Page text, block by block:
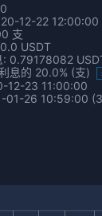
12-22
支
USDT
: 0.79178082
息的 20.0% (支)
12-23 11:00:00
01-26 10:59:00